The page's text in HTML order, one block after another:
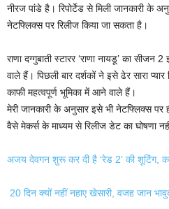
नीरज पांडे है। रिपोर्टेड से मिली जानकारी के
नेटफ्लिक्स पर रिलीज किया जा सकता है।
राणा दग्गुबाती स्टारर ‘राणा नायडू’ का
वाले हैं। पिछली बार दर्शकों ने इसे ढेर सारा
काफी महत्वपूर्ण भूमिका में आने वाले हैं।
मेरी जानकारी के अनुसार इसे भी नेटफ्लिक्स पर
वैसे मेकर्स के माध्यम से रिलीज डेट का घोषणा
अजय देवगन शुरू कर दी है ‘रेड 2’ की शूटिंग,
20 दिन क्यों नहीं नहाए खेसारी, वजह जान